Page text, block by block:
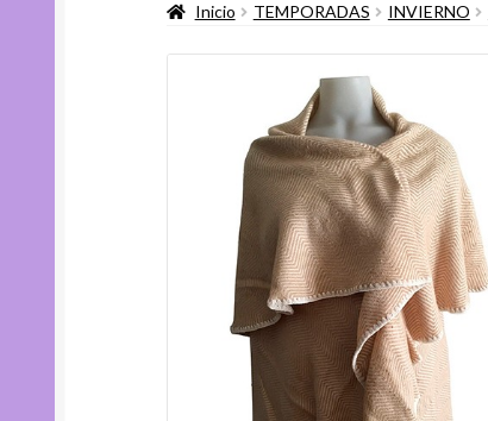
Inicio TEMPORADAS INVIERNO